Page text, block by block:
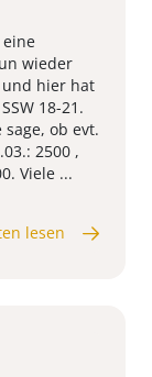
eine
wieder
und hier hat
18-21.
ob evt.
2500 ,
Viele ...
lesen